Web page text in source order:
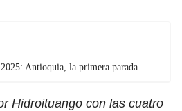
Antioquia, la primera parada
Hidroituango con las cuatro